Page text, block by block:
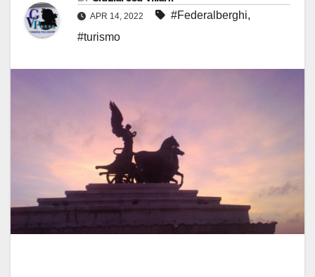
APR 14, 2022 #Federalberghi,
#turismo